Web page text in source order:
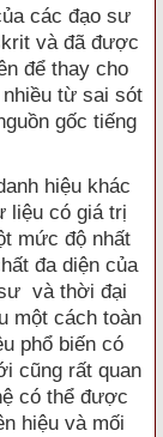
các đạo sư
và đã được
để thay cho
từ sai sót
gốc tiếng
hiệu khác
liệu có giá trị
mức độ nhất
đa diện của
và thời đại
một cách toàn
phổ biến có
cũng rất quan
có thể được
hiệu và mối